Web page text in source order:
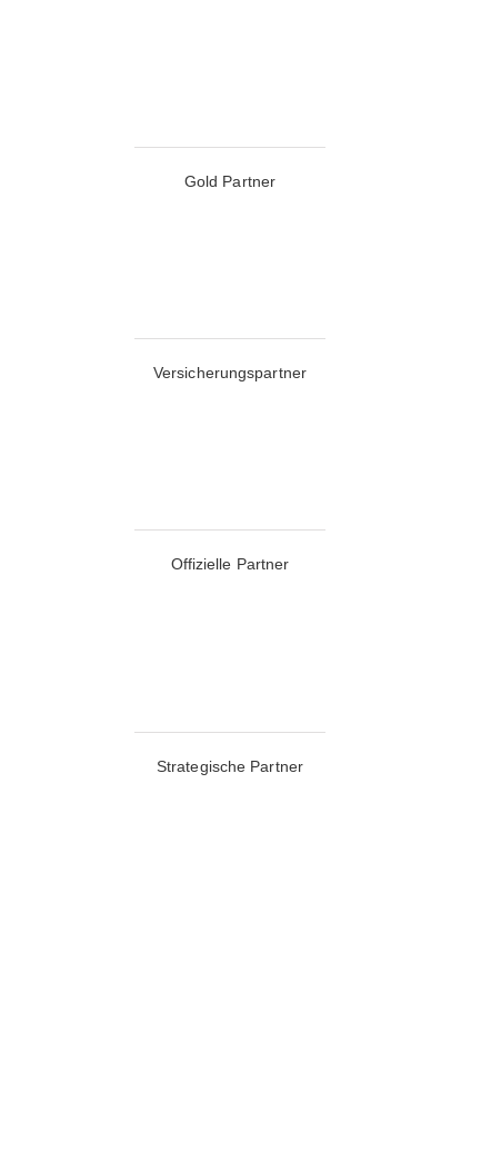
Gold Partner
Versicherungspartner
Offizielle Partner
Strategische Partner